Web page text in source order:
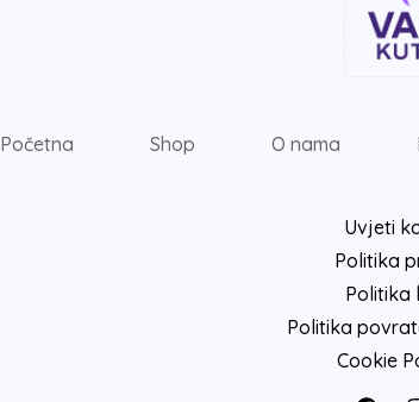
Početna Shop O nama
Uvjeti
Politika
Politika
Politika
Cookie